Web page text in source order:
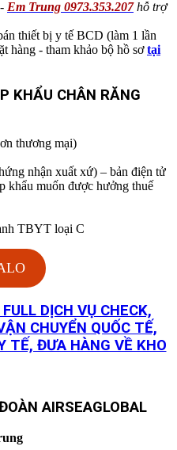
Em Trung 0973.353.207hỗ trợ
thiết bị y tế BCD (làm 1 lần
hàng - tham khảo bộ hồ sơ tại
KHẨU CHÂN RĂNG
thương mại)
nhận xuất xứ) – bản điện tử
khẩu muốn được hưởng thuế
TBYT loại C
DỊCH VỤ CHECK,
CHUYỂN QUỐC TẾ,
TẾ, ĐƯA HÀNG VỀ KHO
AIRSEAGLOBAL